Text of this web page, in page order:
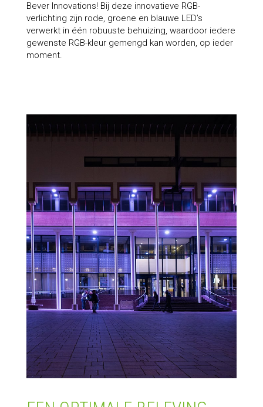
Bever Innovations! Bij deze innovatieve RGB-
verlichting zijn rode, groene en blauwe LED’s
verwerkt in één robuuste behuizing, waardoor iedere
gewenste RGB-kleur gemengd kan worden, op ieder
moment.